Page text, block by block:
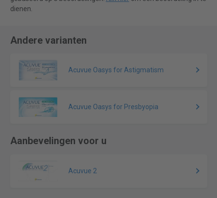
dienen.
Andere varianten
Acuvue Oasys for Astigmatism
Acuvue Oasys for Presbyopia
Aanbevelingen voor u
Acuvue 2